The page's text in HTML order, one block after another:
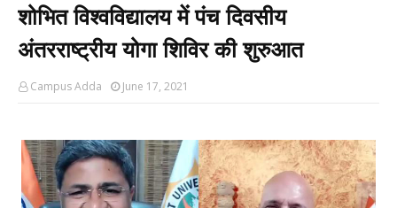
शोभित विश्वविद्यालय में पंच दिवसीय
अंतरराष्ट्रीय योगा शिविर की शुरुआत
Campus Adda June 17, 2021